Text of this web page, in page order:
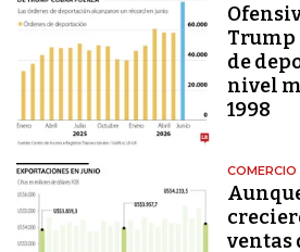
Trump
de
nivel
1998
COMERCIO
ventas